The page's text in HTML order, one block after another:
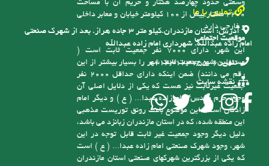
و خارجی دارد
موقعیت اجتماعی
این شهر، دارای 7000 نفر جمعیت ثابت است (
مسئولین شهر جمعیت ثابت شهر را بسیار بیشتر از این
رقم می دانند) ضمن اینکه دارای حداقل 2000 نفر
جمعیت غیرثابت نیز هست که یکی از دلایل اصلی آن
وجود حرم مقدس امام زاده عبدا... ( ع ) و دیگر امام
زادگان است، این موضوع باعث رونق توریست مذهبی
این منطقه شده، که در استان مازندران زبانزد می باشد،
دلیل دیگر وجود جمعیت غیر ثابت قابل توجه در این
شهر، وجود شهرک صنعتی امام زاده عبدا... ( ع ) است
که یکی از بزرگترین شهرکهای صنعتی استان مازندران
می باشد، همچنین وجود مناطق زیبا و دلپذیر از جمله
منطقه نمونه گردشگری سنگ درگاه و رودخانه آلشیرود
آدرس:
استان مازندران.کیلو متر ۳ جاده هراز. بعد از شهرک صنعتی
امام زاده عبدالله. شهرداری امام زاده عبدالله
تلفن: 6-01143123755
نقشه سایت